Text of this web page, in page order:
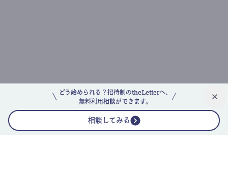
どう始められる？招待制のtheLetterへ、
無料利用相談ができます。
相談してみる